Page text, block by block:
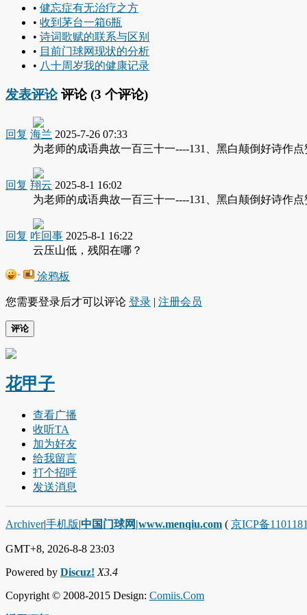
• 健忘症有无治疗之方
• 收到茅台一箱6瓶
• 诗词歌赋的联系与区别
• 目前门球网现状的分析
• 八十周岁我的健康记录
发表评论评论 (3 个评论)
回复 海兰 2025-7-26 07:33
为老师的成语典故一百三十一----131、黑白颠倒好诗作点
回复 翔云 2025-8-1 16:02
为老师的成语典故一百三十一----131、黑白颠倒好诗作点
回复 咋回事 2025-8-1 16:22
云压山低，残阳在哪？
涂鸦板
您需要登录后才可以评论 登录 | 注册会员
评论
花甲子
查看广播
收听TA
加为好友
给我留言
打个招呼
发送消息
Archiver|手机版|中国门球网|www.menqiu.com ( 京ICP备
GMT+8, 2026-8-8 23:03
Powered by Discuz! X3.4
Copyright © 2008-2015 Design: Comiis.Com